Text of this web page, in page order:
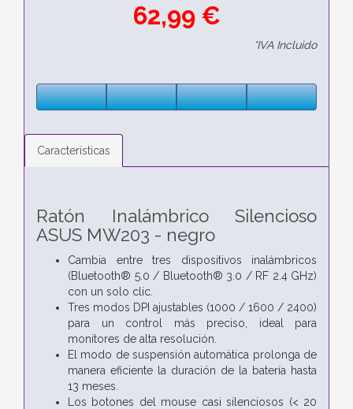
62,99 €
*IVA Incluido
Características
Ratón Inalámbrico Silencioso
ASUS MW203 - negro
Cambia entre tres dispositivos inalámbricos
(Bluetooth® 5.0 / Bluetooth® 3.0 / RF 2.4 GHz)
con un solo clic.
Tres modos DPI ajustables (1000 / 1600 / 2400)
para un control más preciso, ideal para
monitores de alta resolución.
El modo de suspensión automática prolonga de
manera eficiente la duración de la batería hasta
13 meses.
Los botones del mouse casi silenciosos (< 20